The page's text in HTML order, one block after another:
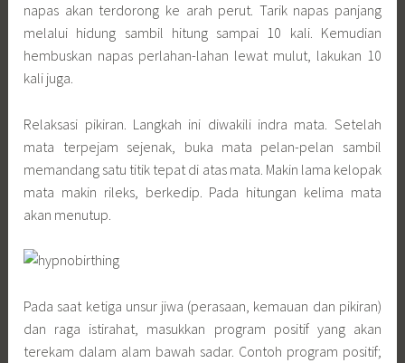
napas akan terdorong ke arah perut. Tarik napas panjang
melalui hidung sambil hitung sampai 10 kali. Kemudian
hembuskan napas perlahan-lahan lewat mulut, lakukan 10
kali juga.
Relaksasi pikiran. Langkah ini diwakili indra mata. Setelah
mata terpejam sejenak, buka mata pelan-pelan sambil
memandang satu titik tepat di atas mata. Makin lama kelopak
mata makin rileks, berkedip. Pada hitungan kelima mata
akan menutup.
Pada saat ketiga unsur jiwa (perasaan, kemauan dan pikiran)
dan raga istirahat, masukkan program positif yang akan
terekam dalam alam bawah sadar. Contoh program positif;